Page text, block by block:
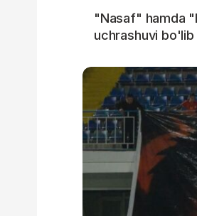
"Nasaf" hamda
uchrashuvi